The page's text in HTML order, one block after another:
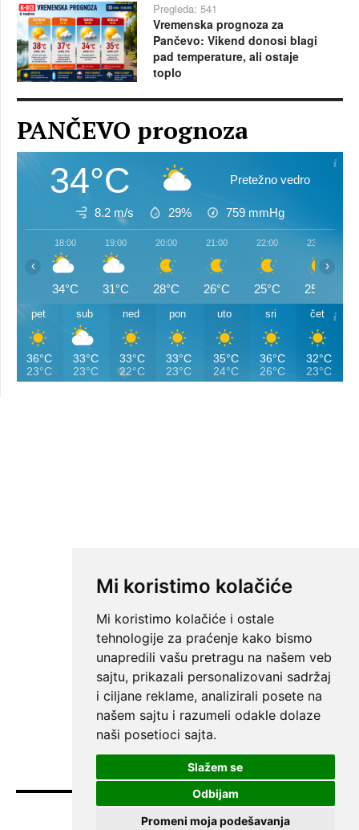
Mi koristimo kolačiće
Mi koristimo kolačiće i ostale
tehnologije za praćenje kako bismo
unapredili vašu pretragu na našem veb
sajtu, prikazali personalizovani sadržaj
i ciljane reklame, analizirali posete na
našem sajtu i razumeli odakle dolaze
naši posetioci sajta.
Slažem se
Odbijam
Promeni moja podešavanja
Pregleda: 541
Vremenska prognoza za
Pančevo: Vikend donosi blagi
pad temperature, ali ostaje
toplo
PANČEVO prognoza
34°C Pretežno vedro
8.2 m/s 29% 759 mmHg
18:00
34°C
19:00
31°C
20:00
28°C
21:00
26°C
22:00
25°C
23:00
25°C
‹ ›
pet
36°C
23°C
sub
33°C
23°C
ned
33°C
22°C
pon
33°C
23°C
uto
35°C
24°C
sri
36°C
26°C
čet
32°C
23°C